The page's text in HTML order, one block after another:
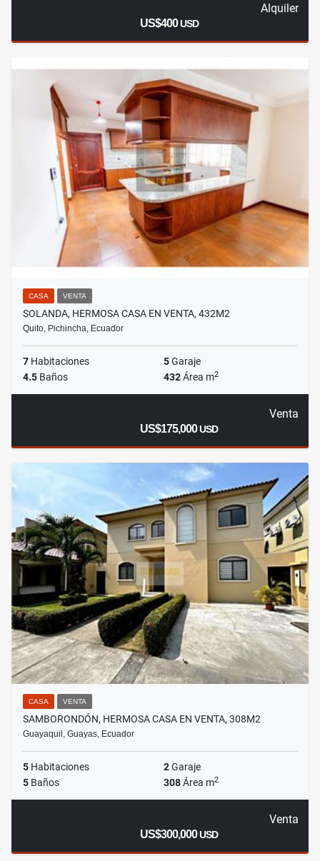
Alquiler
US$400USD
CASA VENTA
SOLANDA, HERMOSA CASA EN VENTA, 432M2
Quito, Pichincha, Ecuador
7 Habitaciones 5Garaje
4.5 Baños 432Área m2
Venta
US$175,000USD
CASA VENTA
SAMBORONDÓN, HERMOSA CASA EN VENTA, 308M2
Guayaquil, Guayas, Ecuador
5 Habitaciones 2Garaje
5 Baños 308Área m2
Venta
US$300,000USD